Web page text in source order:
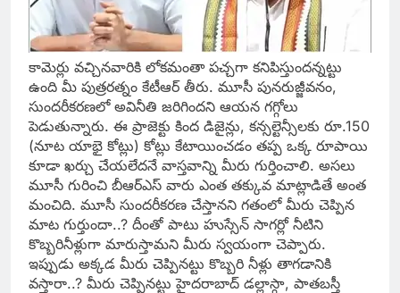
కామెర్లు వచ్చినవారికి లోకమంతా పచ్చగా కనిపిస్తుందన్నట్టు
ఉంది మీ పుత్రరత్నం కేటీఆర్ తీరు. మూసీ పునరుజ్జీవనం,
సుందరీకరణలో అవినీతి జరిగిందని ఆయన గగ్గోలు
పెడుతున్నారు. ఈ ప్రాజెక్టు కింద డిజైన్లు, కన్సల్టెన్సీలకు రూ.150
(నూట యాభై కోట్లు) కోట్లు కేటాయించడం తప్ప ఒక్క రూపాయి
కూడా ఖర్చు చేయలేదనే వాస్తవాన్ని మీరు గుర్తించాలి. అసలు
మూసీ గురించి బీఆర్ఎస్ వారు ఎంత తక్కువ మాట్లాడితే అంత
మంచిది. మూసీ సుందరీకరణ చేస్తానని గతంలో మీరు చెప్పిన
మాట గుర్తుందా..? దీంతో పాటు హుస్సేన్ సాగర్లో నీటిని
కొబ్బరినీళ్లుగా మారుస్తామని మీరు స్వయంగా చెప్పారు.
ఇప్పుడు అక్కడ మీరు చెప్పినట్టు కొబ్బరి నీళ్లు తాగడానికి
వస్తారా..? మీరు చెప్పినట్టు హైదరాబాద్ డల్లాస్గా, పాతబస్తీ